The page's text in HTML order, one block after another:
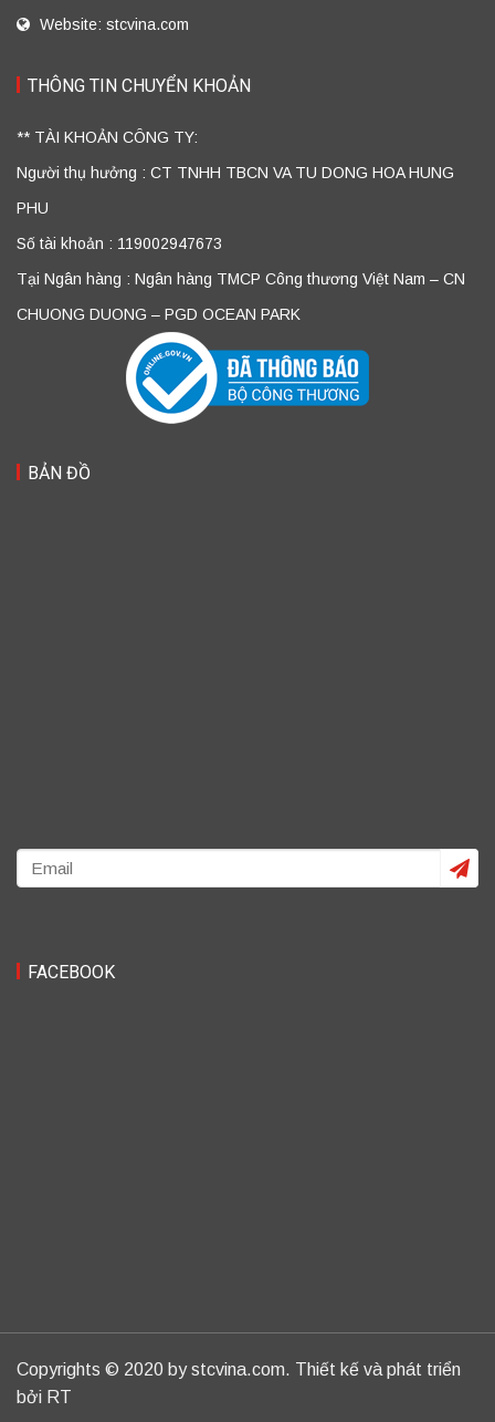
Website: stcvina.com
THÔNG TIN CHUYỂN KHOẢN
** TÀI KHOẢN CÔNG TY:
Người thụ hưởng : CT TNHH TBCN VA TU DONG HOA HUNG
PHU
Số tài khoản : 119002947673
Tại Ngân hàng : Ngân hàng TMCP Công thương Việt Nam – CN
CHUONG DUONG – PGD OCEAN PARK
BẢN ĐỒ
FACEBOOK
Copyrights © 2020 by stcvina.com. Thiết kế và phát triển
bởi RT